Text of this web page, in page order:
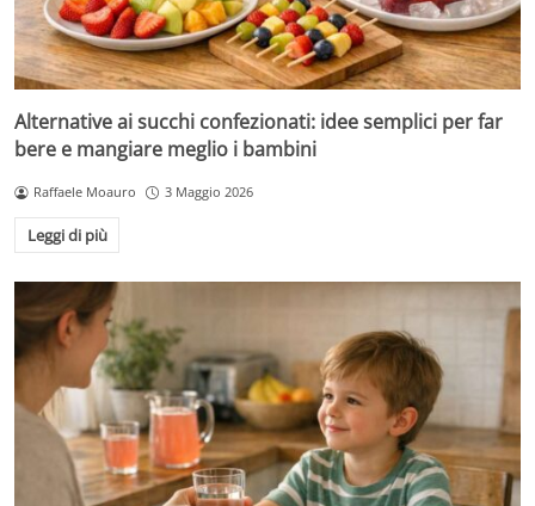
Alternative ai succhi confezionati: idee semplici per far
bere e mangiare meglio i bambini
Raffaele Moauro 3 Maggio 2026
Leggi di più